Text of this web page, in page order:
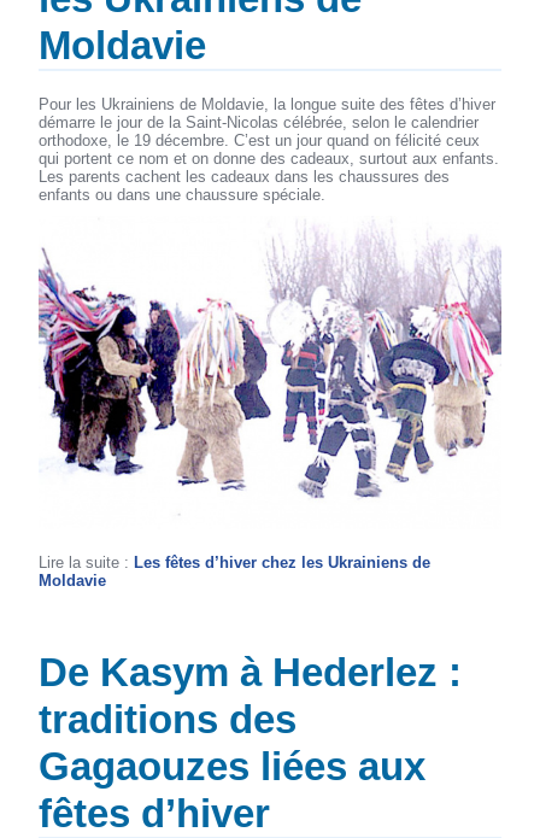
Moldavie
Pour les Ukrainiens de Moldavie, la longue suite des fêtes d’hiver
démarre le jour de la Saint-Nicolas célébrée, selon le calendrier
orthodoxe, le 19 décembre. C’est un jour quand on félicité ceux
qui portent ce nom et on donne des cadeaux, surtout aux enfants.
Les parents cachent les cadeaux dans les chaussures des
enfants ou dans une chaussure spéciale.
Lire la suite : Les fêtes d’hiver chez les Ukrainiens de
Moldavie
De Kasym à Hederlez :
traditions des
Gagaouzes liées aux
fêtes d’hiver